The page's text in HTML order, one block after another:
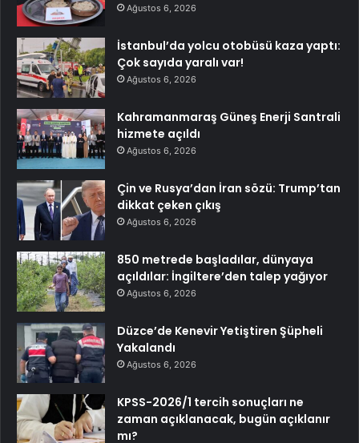
Ağustos 6, 2026
İstanbul’da yolcu otobüsü kaza yaptı:
Çok sayıda yaralı var!
Ağustos 6, 2026
Kahramanmaraş Güneş Enerji Santrali
hizmete açıldı
Ağustos 6, 2026
Çin ve Rusya’dan İran sözü: Trump’tan
dikkat çeken çıkış
Ağustos 6, 2026
850 metrede başladılar, dünyaya
açıldılar: İngiltere’den talep yağıyor
Ağustos 6, 2026
Düzce’de Kenevir Yetiştiren Şüpheli
Yakalandı
Ağustos 6, 2026
KPSS-2026/1 tercih sonuçları ne
zaman açıklanacak, bugün açıklanır
mı?